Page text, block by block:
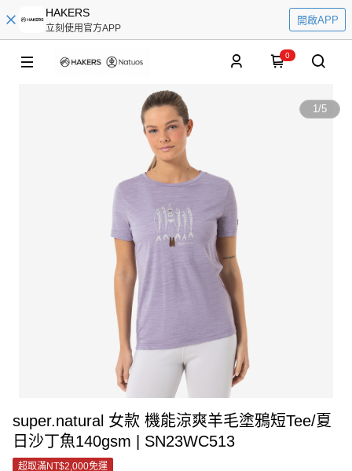
HAKERS
立刻使用官方APP
開啟APP
0
1/5
super.natural 女款 機能涼爽羊毛塗鴉短Tee/夏
日沙丁魚140gsm | SN23WC513
超取滿NT$2,000免運